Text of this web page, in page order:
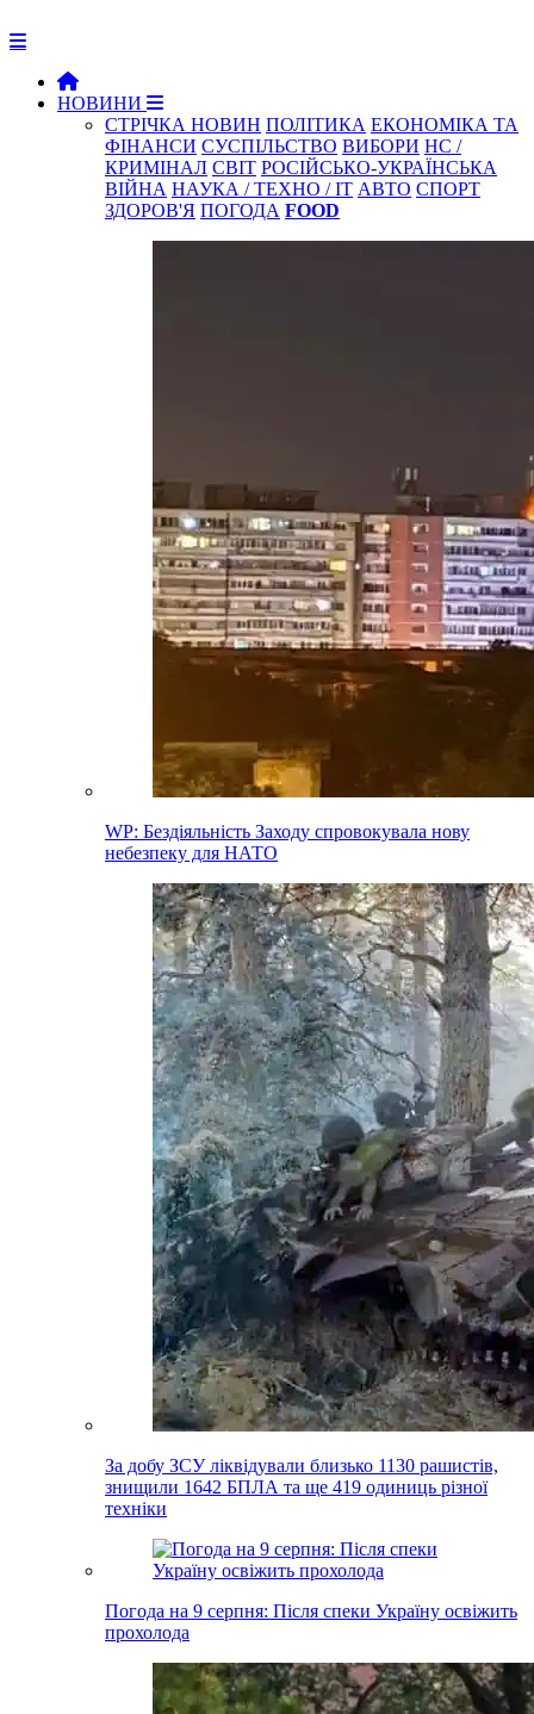
НОВИНИ
СТРІЧКА НОВИН ПОЛІТИКА ЕКОНОМІКА ТА
ФІНАНСИ СУСПІЛЬСТВО ВИБОРИ НС /
КРИМІНАЛ СВІТ РОСІЙСЬКО-УКРАЇНСЬКА
ВІЙНА НАУКА / ТЕХНО / IT АВТО СПОРТ
ЗДОРОВ'Я ПОГОДА FOOD
WP: Бездіяльність Заходу спровокувала нову
небезпеку для НАТО
За добу ЗСУ ліквідували близько 1130 рашистів,
знищили 1642 БПЛА та ще 419 одиниць різної
техніки
Погода на 9 серпня: Після спеки Україну освіжить
прохолода